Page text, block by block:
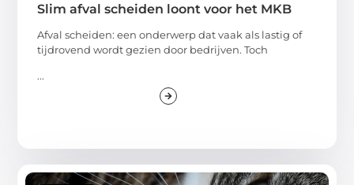
Slim afval scheiden loont voor het MKB
Afval scheiden: een onderwerp dat vaak als lastig of
tijdrovend wordt gezien door bedrijven. Toch
...